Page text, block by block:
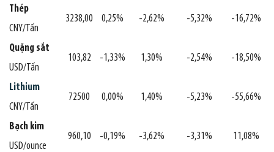
Thép
CNY/Tấn
3238,00 0,25% -2,62% -5,32% -16,72%
Quặng sắt
USD/Tấn
103,82 -1,33% 1,30% -2,54% -18,50%
Lithium
CNY/Tấn
72500 0,00% 1,40% -5,23% -55,66%
Bạch kim
USD/ounce
960,10 -0,19% -3,62% -3,31% 11,08%